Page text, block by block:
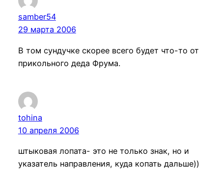
samber54
29 марта 2006
В том сундучке скорее всего будет что-то от
прикольного деда Фрума.
tohina
10 апреля 2006
штыковая лопата- это не только знак, но и
указатель направления, куда копать дальше))